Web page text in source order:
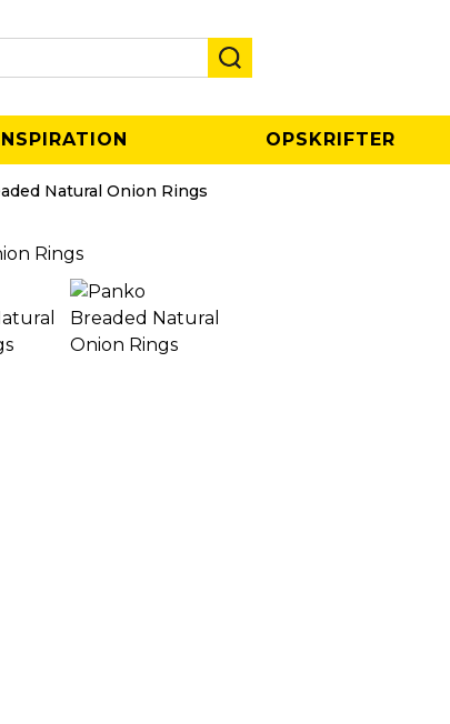
OPSKRIFTER
Natural Onion Rings